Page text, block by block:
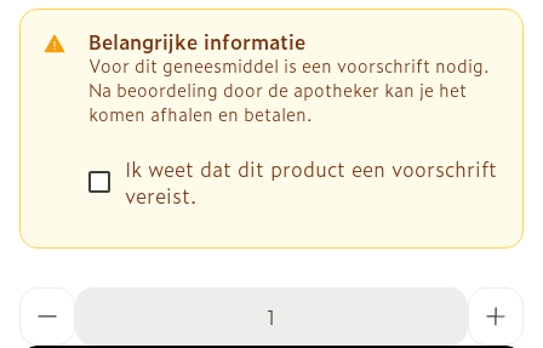
Belangrijke informatie
Voor dit geneesmiddel is een voorschrift nodig.
Na beoordeling door de apotheker kan je het
komen afhalen en betalen.
Ik weet dat dit product een voorschrift
vereist.